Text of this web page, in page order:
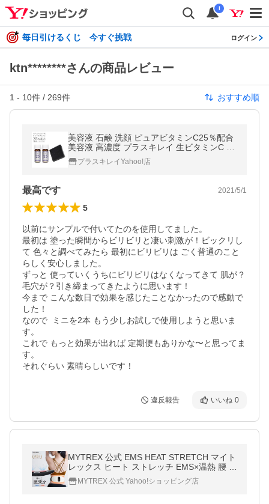
i
毎日引けるくじ 今すぐ挑戦 ログイン
ktn********さんの商品レビュー
1 - 10件 / 269件 おすすめ順
美容液 石鹸 洗顔 ピュアビタミンC25％配合
美容液 高濃度 プラスキレイ 生ビタミンC く
すみ キメ ハリ 毛穴 プラスピュアVC25ミニ
2本ミニ石鹸セット メール便
プラスキレイYahoo!店
最高です 2021/5/1
5
以前にサンプルで付いてたのを使用してました。
最初は 塗った瞬間からビリビリと凄い刺激が！ビックリし
て 色々と調べてみたら 最初にビリビリは ごく普通のこと
らしく安心しました。
ずっと 使っていくうちにビリビリはなくなってきて 肌が？
毛穴が？引き締まってきたように思います！
今まで こんな数日で効果を感じたことなかったので感動で
した！
なので  ミニを2本 もう少しお試しで使用しようと思いま
す。
これで もっと効果が出れば 定期便もありかな〜と思ってま
す。
それぐらい 素晴らしいです！
違反報告 いいね 0
MYTREX 公式 EMS HEAT STRETCH マイト
レックス ヒート ストレッチ EMS×温熱 腰 サ
ポーター 低周波 筋膜 温め リリース 健康 グ
ッズMYTREX 公式 Yahoo!ショッピング店